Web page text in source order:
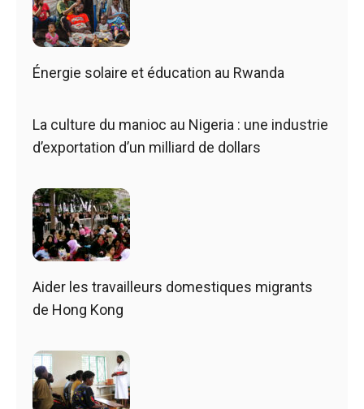
Énergie solaire et éducation au Rwanda
La culture du manioc au Nigeria : une industrie
d’exportation d’un milliard de dollars
Aider les travailleurs domestiques migrants
de Hong Kong